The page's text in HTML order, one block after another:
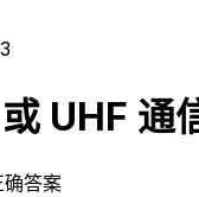
UHF 通
答案